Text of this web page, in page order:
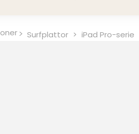
Surfplattor > iPad Pro-serie